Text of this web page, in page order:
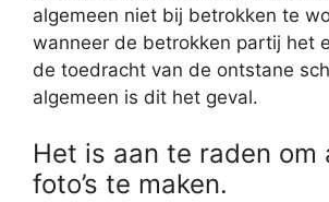
algemeen niet bij betrokken te
wanneer de betrokken partij het
de toedracht van de ontstane
algemeen is dit het geval.
Het is aan te raden om
foto’s te maken.